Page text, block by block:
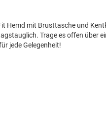
Hemd mit Brusttasche und
Trage es offen über
jede Gelegenheit!